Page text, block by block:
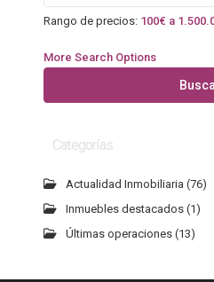
Rango de precios: 100€ a
More Search Options
Categorías
Actualidad Inmobiliaria (76)
Inmuebles destacados (1)
Últimas operaciones (13)